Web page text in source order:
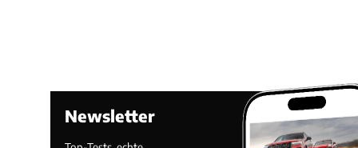
Newsletter